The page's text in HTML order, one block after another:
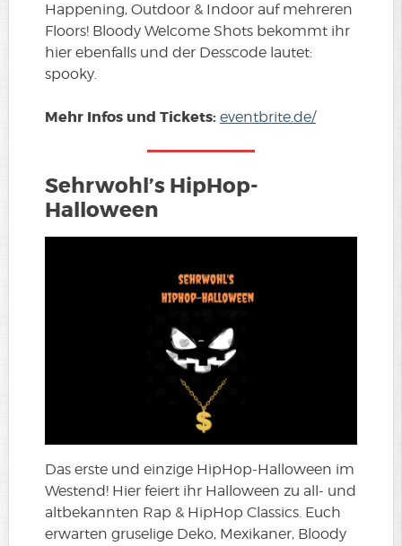
Happening, Outdoor & Indoor auf mehreren
Floors! Bloody Welcome Shots bekommt ihr
hier ebenfalls und der Desscode lautet:
spooky.
Mehr Infos und Tickets: eventbrite.de/
Sehrwohl’s HipHop-
Halloween
Das erste und einzige HipHop-Halloween im
Westend! Hier feiert ihr Halloween zu all- und
altbekannten Rap & HipHop Classics. Euch
erwarten gruselige Deko, Mexikaner, Bloody